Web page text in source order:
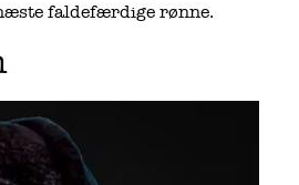
faldefærdige rønne.